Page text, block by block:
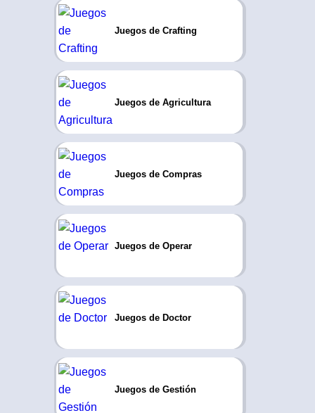
Juegos de Crafting
Juegos de Agricultura
Juegos de Compras
Juegos de Operar
Juegos de Doctor
Juegos de Gestión